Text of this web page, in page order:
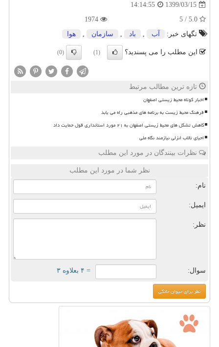
1399/03/15
14:14:55
تگهای خبر:
آب , باد , سازمان , هوا
این مطلب را می پسندید؟ (1)
(0)
تازه ترین مطالب مرتبط
اخبار کوتاه محیط زیستی اصفهان
فرهنگ محیط زیست به برنامه های مذهبی راه می یابد
کاهش تشکل های محیط زیستی اصفهان به ۲۱ مورد استانداری قول حمایت داد
احیای تالاب انزلی نیازمند نگاه ملی
نظرات بینندگان در مورد این مطلب
نظر شما در مورد این مطلب
نام:
ایمیل:
نظر:
سوال: = ۴ بعلاوه ۳